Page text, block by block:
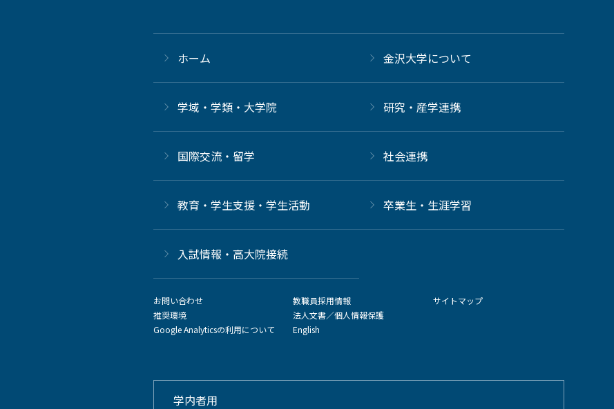
ホーム 金沢大学について
学域・学類・大学院 研究・産学連携
国際交流・留学 社会連携
教育・学生支援・学生活動 卒業生・生涯学習
⼊試情報・高大院接続
お問い合わせ
推奨環境
Google Analyticsの利用について
教職員採用情報
法人文書／個人情報保護
English
サイトマップ
学内者用